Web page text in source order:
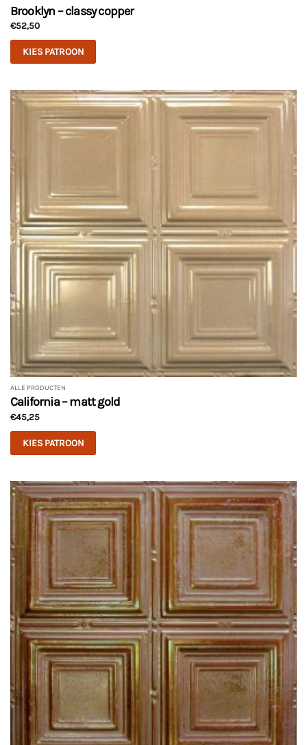
Brooklyn – classy copper
€52,50
KIES PATROON
ALLE PRODUCTEN
California – matt gold
€45,25
KIES PATROON